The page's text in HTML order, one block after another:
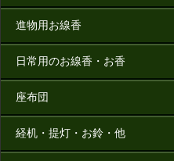
進物用お線香
日常用のお線香・お香
座布団
経机・提灯・お鈴・他